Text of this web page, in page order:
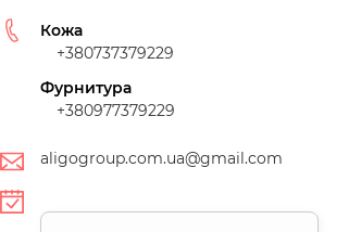
Кожа
+380737379229
Фурнитура
+380977379229
aligogroup.com.ua@gmail.com